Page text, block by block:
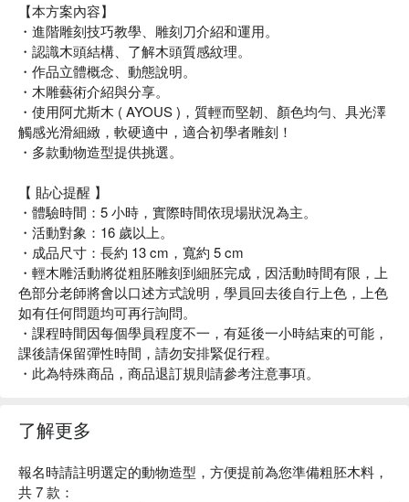
【本方案內容】
・進階雕刻技巧教學、雕刻刀介紹和運用。
・認識木頭結構、了解木頭質感紋理。
・作品立體概念、動態說明。
・木雕藝術介紹與分享。
・使用阿尤斯木 ( AYOUS )，質輕而堅韌、顏色均勻、具光澤
觸感光滑細緻，軟硬適中，適合初學者雕刻！
・多款動物造型提供挑選。
【 貼心提醒 】
・體驗時間：5 小時，實際時間依現場狀況為主。
・活動對象：16 歲以上。
・成品尺寸：長約 13 cm，寬約 5 cm
・輕木雕活動將從粗胚雕刻到細胚完成，因活動時間有限，上
色部分老師將會以口述方式說明，學員回去後自行上色，上色
如有任何問題均可再行詢問。
・課程時間因每個學員程度不一，有延後一小時結束的可能，
課後請保留彈性時間，請勿安排緊促行程。
・此為特殊商品，商品退訂規則請參考注意事項。
了解更多
報名時請註明選定的動物造型，方便提前為您準備粗胚木料，
共 7 款：